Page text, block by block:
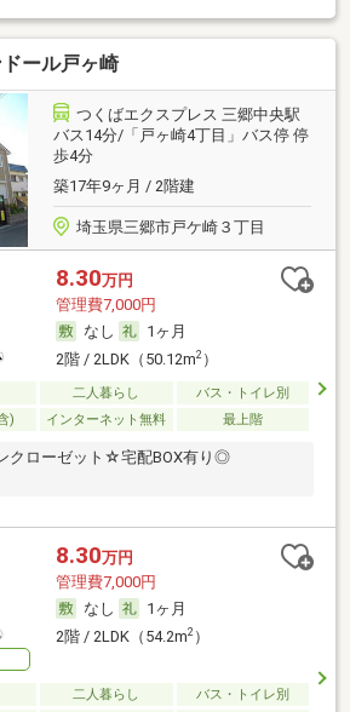
ール戸ヶ崎
つくばエクスプレス 三郷中央駅
バス14分/「戸ヶ崎4丁目」バス停 停
歩4分
築17年9ヶ月 / 2階建
埼玉県三郷市戸ケ崎３丁目
8.30万円
管理費7,000円
なし
1ヶ月
2階 / 2LDK（50.12m2）
二人暮らし
バス・トイレ別
)
インターネット無料 最上階
クローゼット☆宅配BOX有り◎
8.30万円
管理費7,000円
なし
1ヶ月
2階 / 2LDK（54.2m2）
二人暮らし
バス・トイレ別